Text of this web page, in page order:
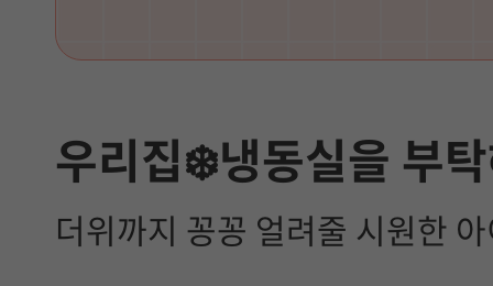
우리집❄️냉동실을 부
더위까지 꽁꽁 얼려줄 시원한